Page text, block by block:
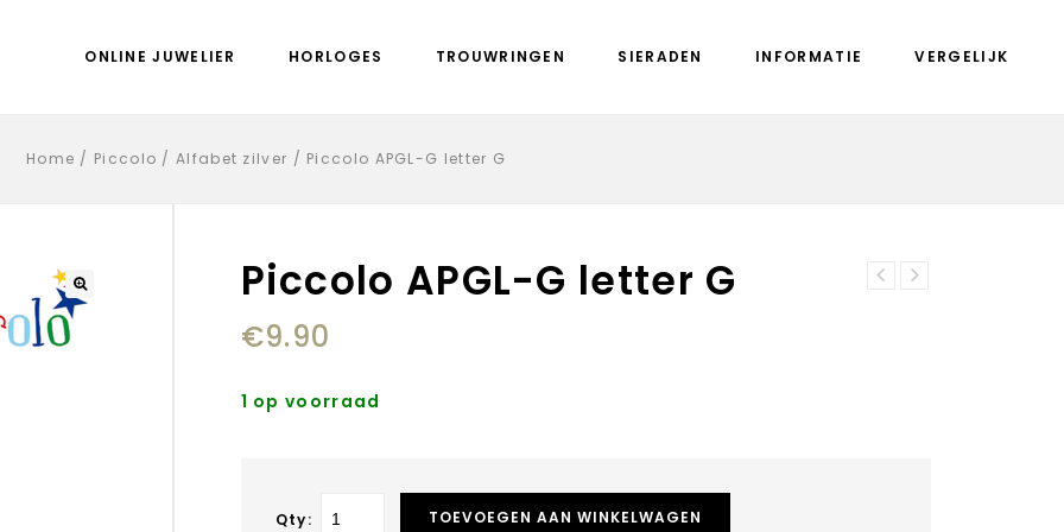
ONLINE JUWELIER HORLOGES TROUWRINGEN SIERADEN INFORMATIE VERGELIJK
Home / Piccolo /Alfabet zilver / Piccolo APGL-G letter G
Piccolo APGL-G letter G
€9.90
1 op voorraad
Qty: TOEVOEGEN AAN WINKELWAGEN